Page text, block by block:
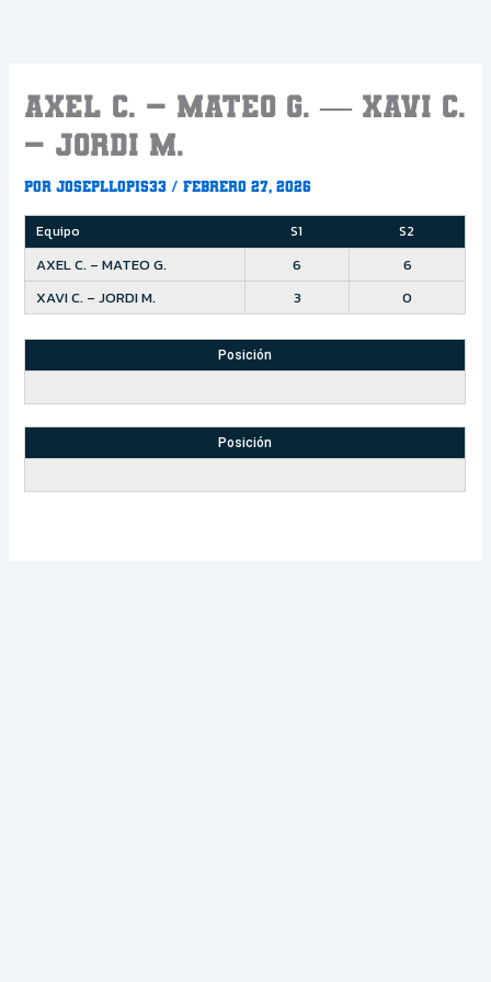
AXEL C. – MATEO G. — XAVI C.
– JORDI M.
PorJosepllopis33/febrero 27, 2026
Equipo S1 S2
AXEL C. – MATEO G. 6
6
XAVI C. – JORDI M.
3 0
Posición
Posición